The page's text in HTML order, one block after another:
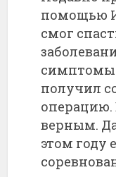
помощью
смог
симптомы
получил
операцию.
верным.
этом году